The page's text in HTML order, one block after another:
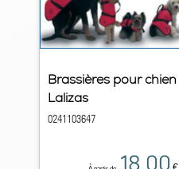
Brassières pour chien
Lalizas
0241103647